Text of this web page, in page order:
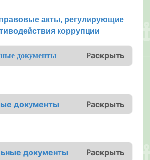
акты, регулирующие
коррупции
Раскрыть
документы
Раскрыть
документы
Раскрыть
документы